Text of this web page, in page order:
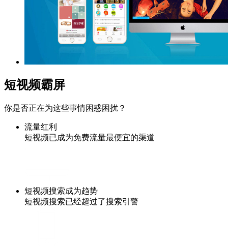
短视频霸屏
你是否正在为这些事情困惑困扰？
流量红利
短视频已成为免费流量最便宜的渠道
短视频搜索成为趋势
短视频搜索已经超过了搜索引警